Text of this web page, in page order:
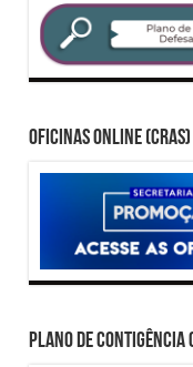
Oficinas Online (CRAS)
PLANO DE